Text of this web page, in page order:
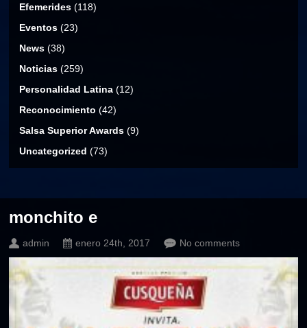
Efemerides (118)
Eventos (23)
News (38)
Noticias (259)
Personalidad Latina (12)
Reconocimiento (42)
Salsa Superior Awards (9)
Uncategorized (73)
monchito e
admin enero 24th, 2017 No comments